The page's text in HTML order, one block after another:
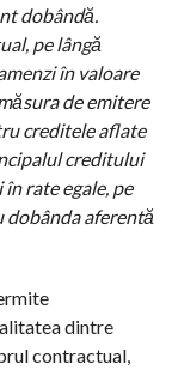
dobândă.
pe lângă
în valoare
de emitere
creditele aflate
creditului
rate egale, pe
dobânda aferentă
dintre
contractual,